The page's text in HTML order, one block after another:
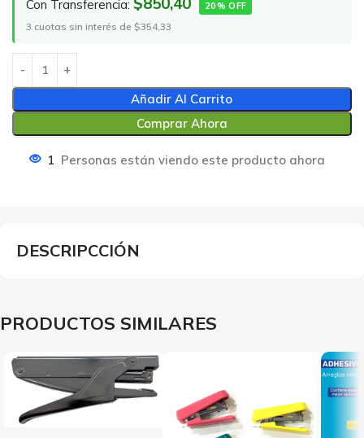
Con Transferencia: 20% OFF
3 cuotas sin interés de $354,33
Añadir Al Carrito
Comprar Ahora
1 Personas están viendo este producto ahora
DESCRIPCCIÓN
PRODUCTOS SIMILARES